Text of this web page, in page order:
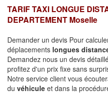
TARIF TAXI LONGUE
DEPARTEMENT Moselle
Demander un devis Pour
déplacements longues
Demandez nous un devis
profitez d'un prix fixe sans
Notre service client vous
du véhicule et dans la